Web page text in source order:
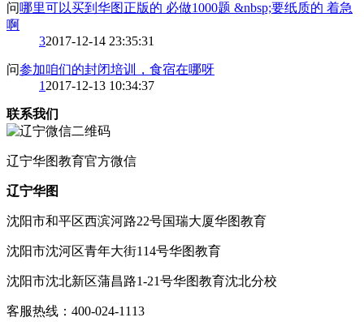
问哪里可以买到华图正版的 必做1000题 &nbsp;要纸质的 着急
啊
32017-12-14 23:35:31
问参加咱们的封闭培训，食宿在哪呀
1 2017-12-13 10:34:37
联系我们
辽宁华图教育官方微信
辽宁华图
沈阳市和平区西滨河路22号国瑞大厦华图教育
沈阳市沈河区青年大街114号华图教育
沈阳市沈北新区蒲昌路1-21号华图教育沈北分校
客服热线： 400-024-1113